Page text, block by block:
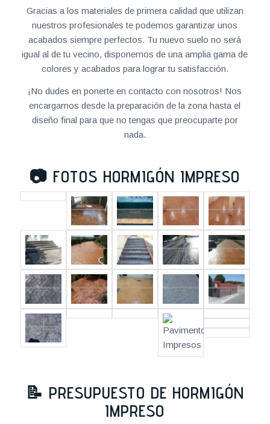
Gracias a los materiales de primera calidad que utilizan
nuestros profesionales te podemos garantizar unos
acabados siempre perfectos. Tu nuevo suelo no será
igual al de tu vecino, disponemos de una amplia gama de
colores y acabados para lograr tu satisfacción.
¡No dudes en ponerte en contacto con nosotros! Nos
encargamos desde la preparación de la zona hasta el
diseño final para que no tengas que preocuparte por
nada.
📷 FOTOS HORMIGÓN IMPRESO
📝 PRESUPUESTO DE HORMIGÓN
IMPRESO